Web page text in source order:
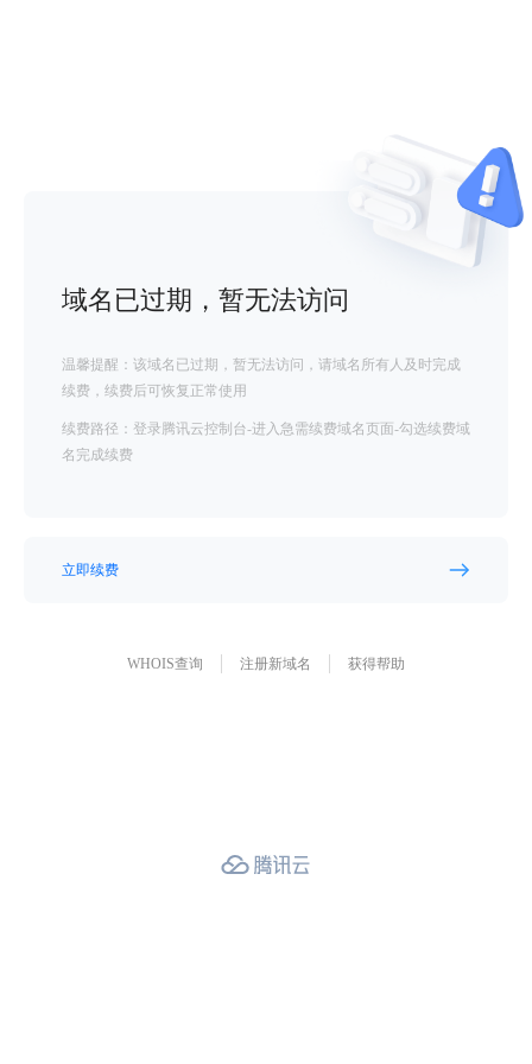
域名已过期，暂无法访问
温馨提醒：该域名已过期，暂无法访问，请域名所有人及时完成
续费，续费后可恢复正常使用
续费路径：登录腾讯云控制台-进入急需续费域名页面-勾选续费域
名完成续费
立即续费
WHOIS查询 注册新域名 获得帮助